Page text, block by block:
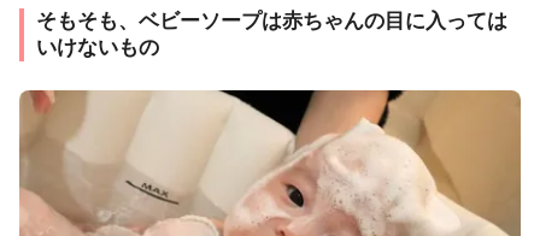
そもそも、ベビーソープは赤ちゃんの目に入っては
いけないもの